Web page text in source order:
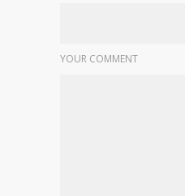
YOUR COMMENT